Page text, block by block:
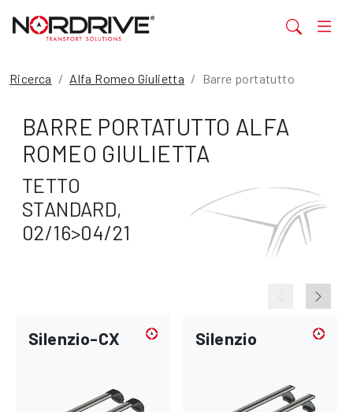
Ricerca Alfa Romeo Giulietta Barre portatutto
BARRE PORTATUTTO ALFA
ROMEO GIULIETTA
TETTO
STANDARD,
02/16>04/21
Silenzio-CX Silenzio